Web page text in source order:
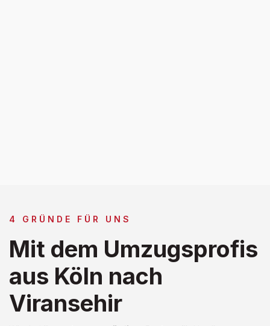
4 GRÜNDE FÜR UNS
Mit dem Umzugsprofis
aus Köln nach
Viransehir